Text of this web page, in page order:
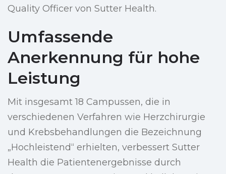
Quality Officer von Sutter Health.
Umfassende
Anerkennung für hohe
Leistung
Mit insgesamt 18 Campussen, die in
verschiedenen Verfahren wie Herzchirurgie
und Krebsbehandlungen die Bezeichnung
„Hochleistend“ erhielten, verbessert Sutter
Health die Patientenergebnisse durch